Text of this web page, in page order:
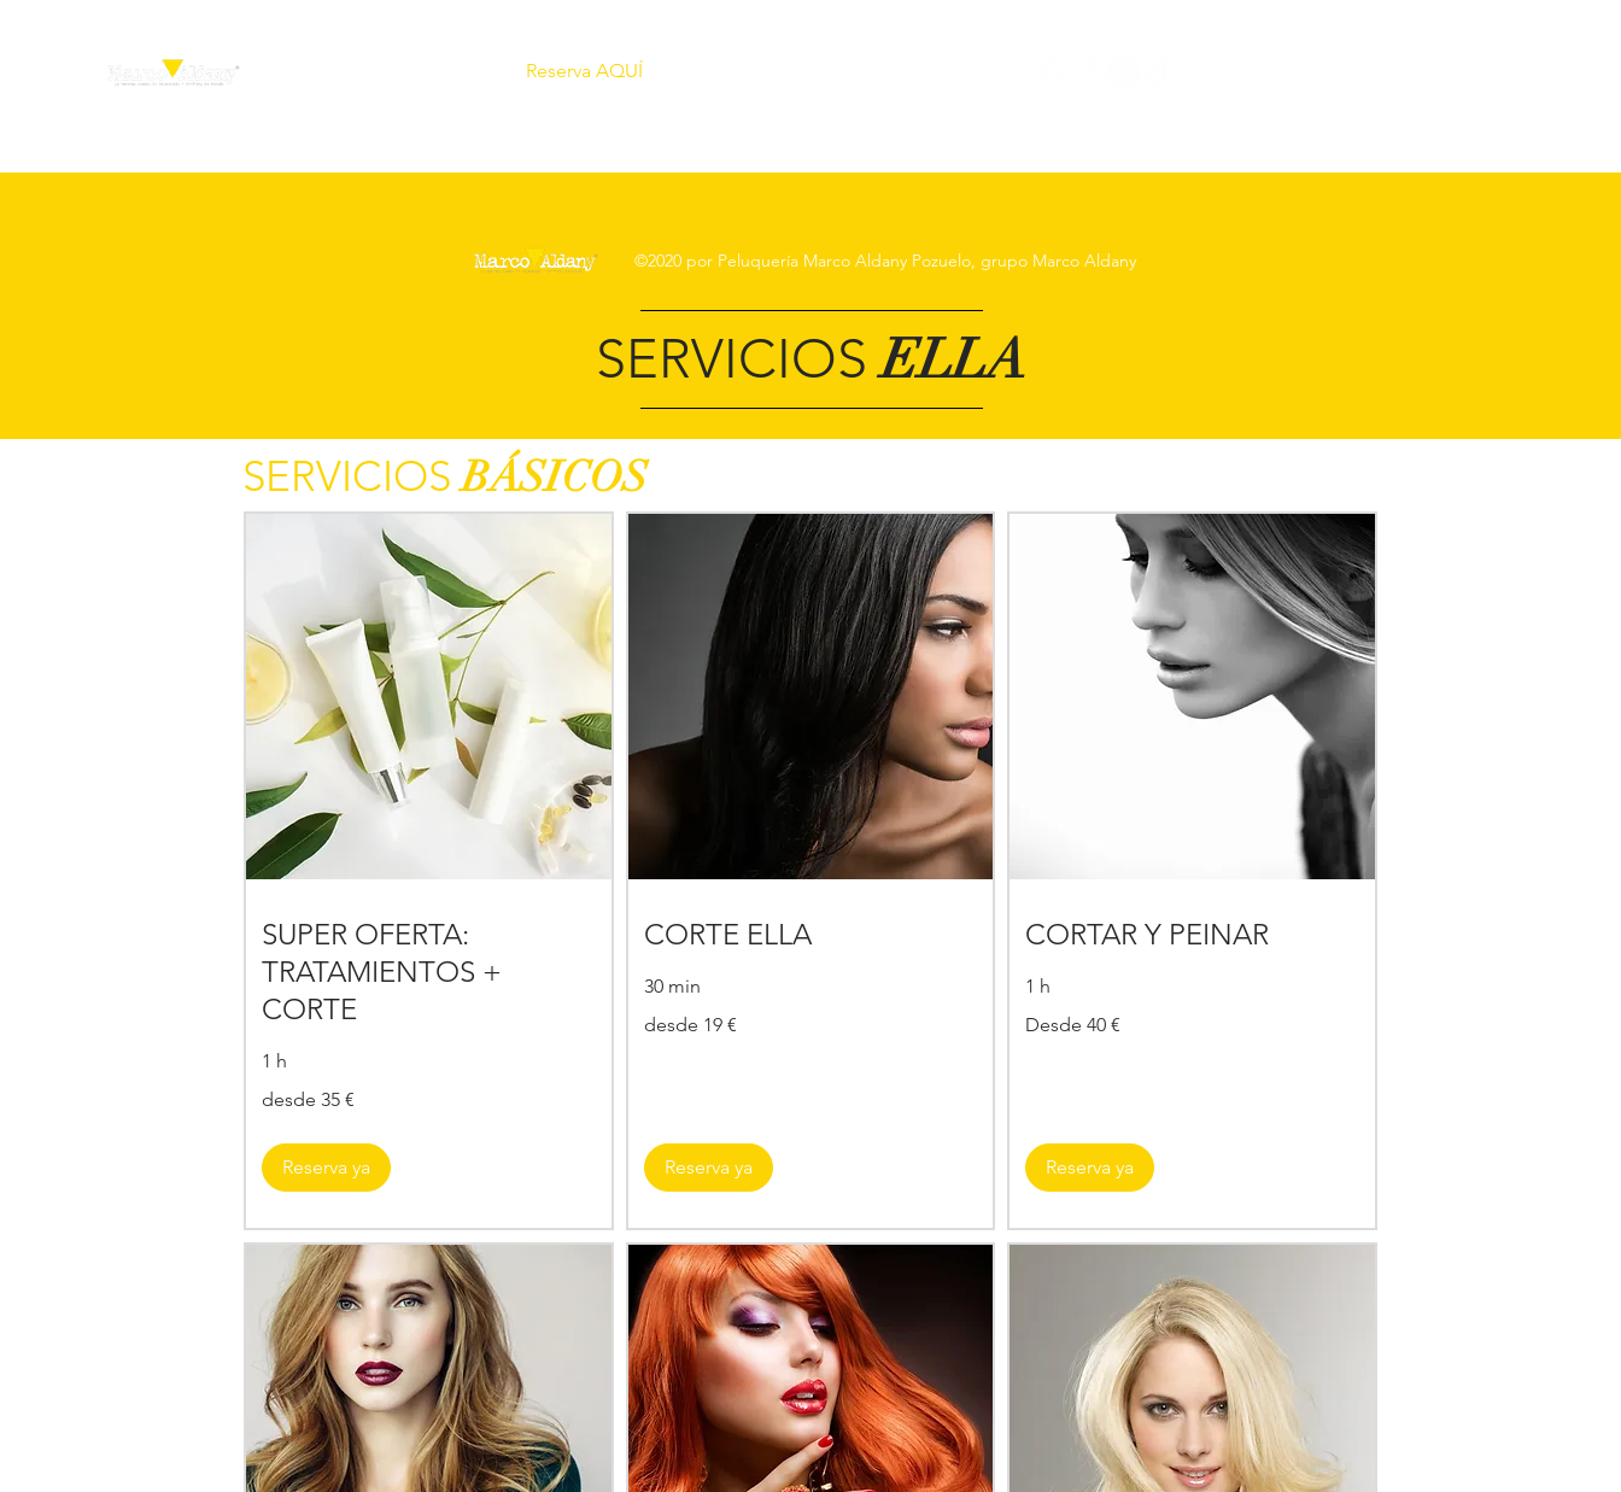
Reserva AQUÍ
SERVICIOSELLA
SUPER OFERTA:
TRATAMIENTOS +
CORTE
1 h
35
desde 35 €
Reserva ya
CORTE ELLA
30 min
19
desde 19 €
Reserva ya
CORTAR Y PEINAR
1 h
40
Desde 40 €
Reserva ya
SERVICIOSBÁSICOS
©2020 por Peluquería Marco Aldany Pozuelo, grupo Marco Aldany